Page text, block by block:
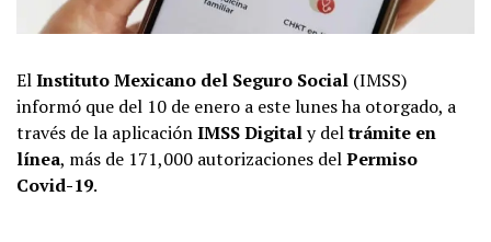
ElInstituto Mexicano del Seguro Social (IMSS)
informó que del 10 de enero a este lunes ha otorgado, a
través de la aplicaciónIMSS Digitaly deltrámite en
línea, más de 171,000 autorizaciones delPermiso
Covid-19.